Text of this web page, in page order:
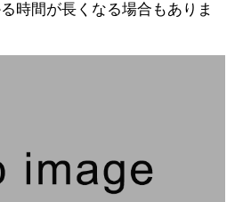
時間が長くなる場合もありま